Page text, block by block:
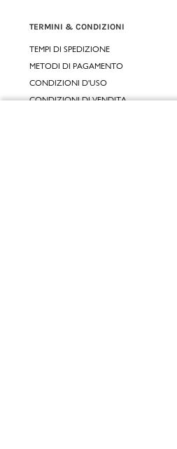
TERMINI & CONDIZIONI
TEMPI DI SPEDIZIONE
METODI DI PAGAMENTO
CONDIZIONI D'USO
CONDIZIONI DI VENDITA